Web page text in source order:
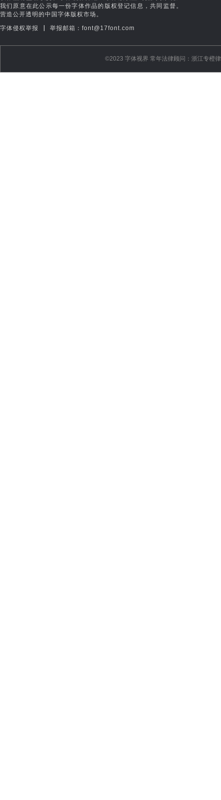
我们原意在此公示每一份字体作品的版权登记信息，共同监督。
营造公开透明的中国字体版权市场。
字体侵权举报 举报邮箱：font@17font.com
©️2023 字体视界 常年法律顾问：浙江专橙